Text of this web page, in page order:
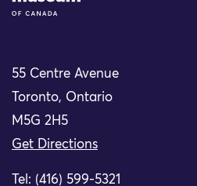
55 Centre Avenue
Toronto, Ontario
M5G 2H5
Get Directions
Tel: (416) 599-5321